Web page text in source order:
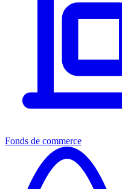
Fonds de commerce